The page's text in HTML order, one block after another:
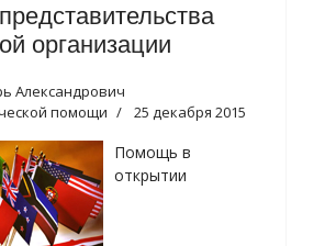
организации
Александрович
помощи
25 декабря 2015
Помощь в
открытии